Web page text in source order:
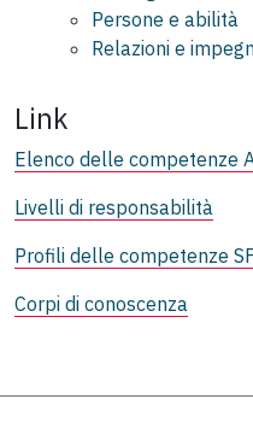
Persone e abilità
Relazioni e
Link
Elenco delle competenze
Livelli di responsabilità
Profili delle competenze
Corpi di conoscenza